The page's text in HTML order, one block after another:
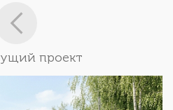
проект